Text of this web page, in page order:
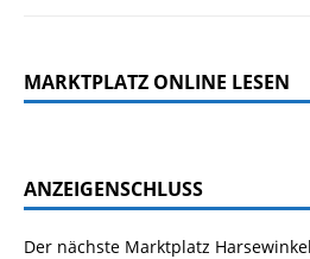
MARKTPLATZ ONLINE LESEN
ANZEIGENSCHLUSS
Der nächste Marktplatz